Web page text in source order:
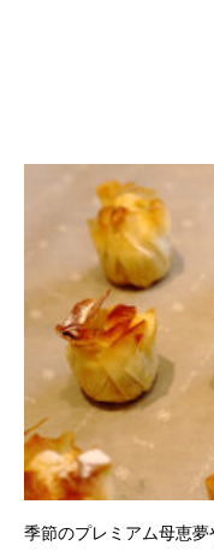
季節のプレミアム母恵